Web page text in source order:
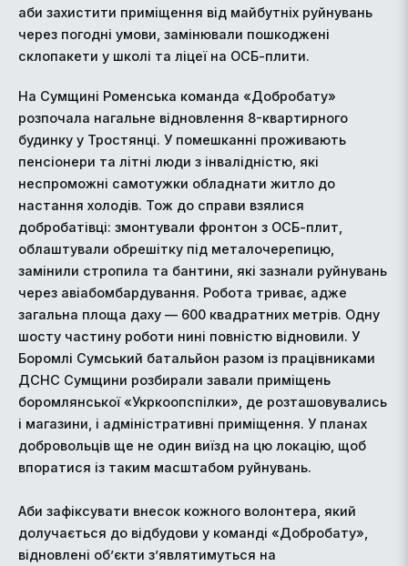
аби захистити приміщення від майбутніх руйнувань
через погодні умови, замінювали пошкоджені
склопакети у школі та ліцеї на ОСБ-плити.
На Сумщині Роменська команда «Добробату»
розпочала нагальне відновлення 8-квартирного
будинку у Тростянці. У помешканні проживають
пенсіонери та літні люди з інвалідністю, які
неспроможні самотужки обладнати житло до
настання холодів. Тож до справи взялися
добробатівці: змонтували фронтон з ОСБ-плит,
облаштували обрешітку під металочерепицю,
замінили стропила та бантини, які зазнали руйнувань
через авіабомбардування. Робота триває, адже
загальна площа даху — 600 квадратних метрів. Одну
шосту частину роботи нині повністю відновили. У
Боромлі Сумський батальйон разом із працівниками
ДСНС Сумщини розбирали завали приміщень
боромлянської «Укркоопспілки», де розташовувались
і магазини, і адміністративні приміщення. У планах
добровольців ще не один виїзд на цю локацію, щоб
впоратися із таким масштабом руйнувань.
Аби зафіксувати внесок кожного волонтера, який
долучається до відбудови у команді «Добробату»,
відновлені об’єкти з’являтимуться на